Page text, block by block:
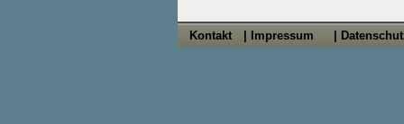
Kontakt | Impressum |